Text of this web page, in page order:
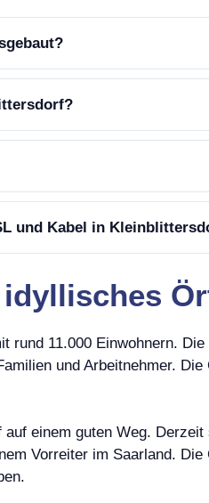
und Kabel in
rund 11.000 Einwohnern.
und Arbeitnehmer.
einem guten Weg.
Vorreiter im Saarland.